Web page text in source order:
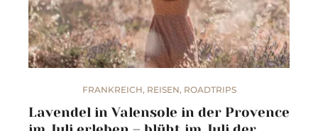
FRANKREICH, REISEN, ROADTRIPS
Lavendel in Valensole in der Provence